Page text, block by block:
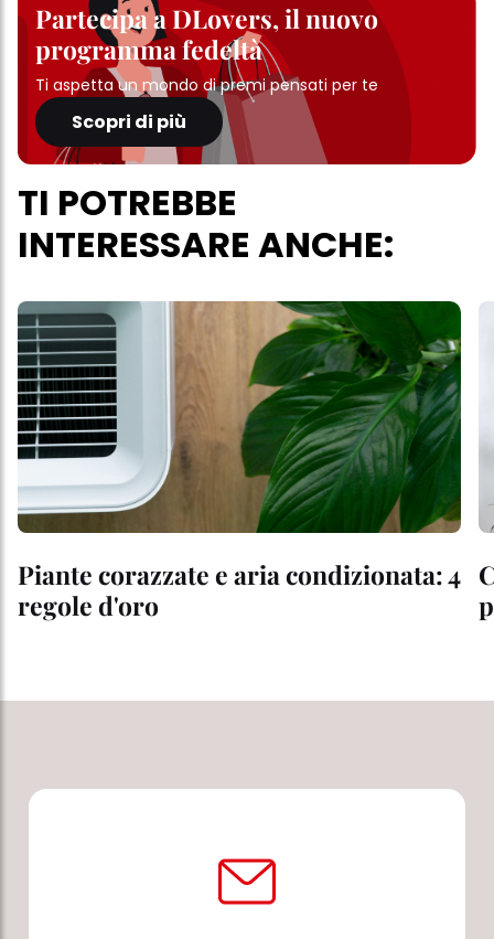
Partecipa a DLovers, il nuovo
programma fedeltà
Ti aspetta un mondo di premi pensati per te
Scopri di più
TI POTREBBE
INTERESSARE ANCHE:
Piante corazzate e aria condizionata: 4
regole d'oro